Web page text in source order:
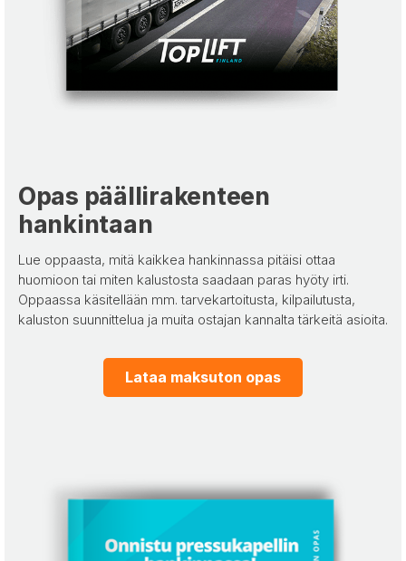
Opas päällirakenteen
hankintaan
Lue oppaasta, mitä kaikkea hankinnassa pitäisi ottaa
huomioon tai miten kalustosta saadaan paras hyöty irti.
Oppaassa käsitellään mm. tarvekartoitusta, kilpailutusta,
kaluston suunnittelua ja muita ostajan kannalta tärkeitä asioita.
Lataa maksuton opas